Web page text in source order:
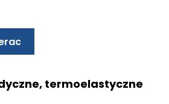
termoelastyczne